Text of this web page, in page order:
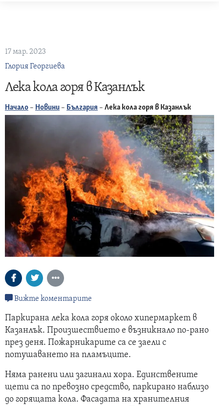
17 мар. 2023
Глория Георгиева
Лека кола горя в Казанлък
Начало – Новини – България – Лека кола горя в Казанлък
Вижте коментарите
Паркирана лека кола горя около хипермаркет в
Казанлък. Произшествието е възникнало по-рано
през деня. Пожарникарите са се заели с
потушаването на пламъците.
Няма ранени или загинали хора. Единствените
щети са по превозно средство, паркирано наблизо
до горящата кола. Фасадата на хранителния